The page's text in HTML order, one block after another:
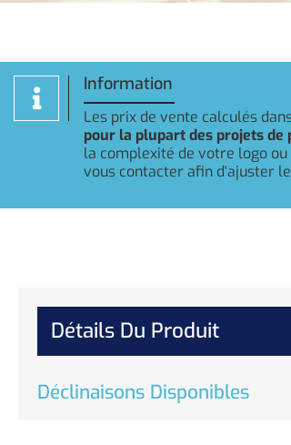
Information
Les prix de vente calculés
pour la plupart des projets de
la complexité de votre logo
vous contacter afin d'ajuster
Détails Du Produit
Déclinaisons Disponibles